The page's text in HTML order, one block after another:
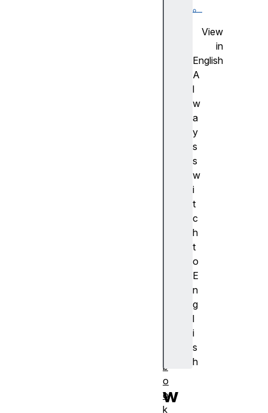
。
View
in
English
A
l
w
a
y
s
s
w
i
t
c
h
t
o
E
n
g
l
i
s
h
w
b
o
o
k